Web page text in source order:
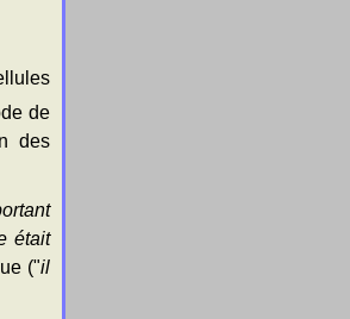
de
des
était
("il